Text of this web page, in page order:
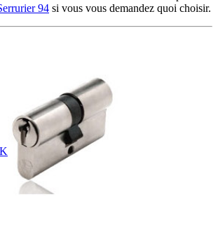
94 si vous vous demandez quoi choisir.